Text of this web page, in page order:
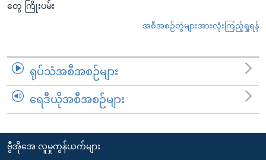
တွေ ကြိုးပမ်း
အစီအစဉ်တွဲများအားလုံးကြည့်ရှုရန်
ရုပ်သံအစီအစဉ်များ
ရေဒီယိုအစီအစဉ်များ
ဗွီအိုအေ လူမှုကွန်ယက်များ